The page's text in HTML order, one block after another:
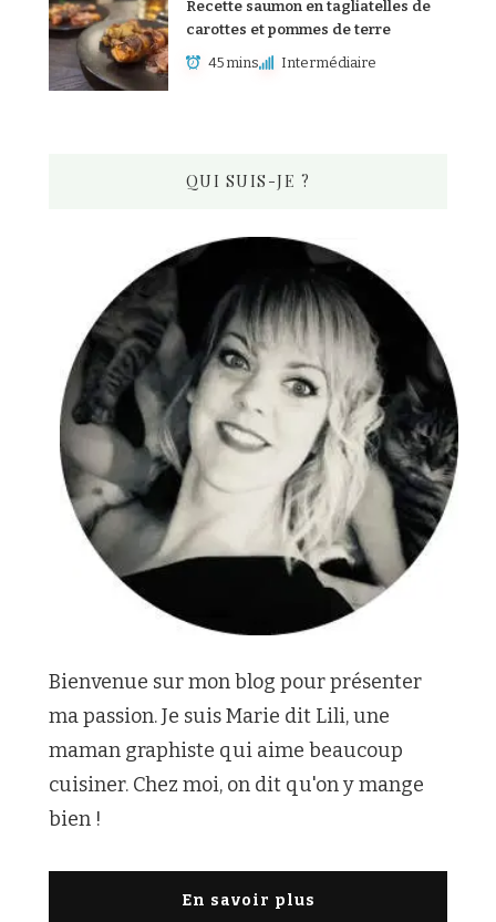
Recette saumon en tagliatelles de
carottes et pommes de terre
45 mins Intermédiaire
QUI SUIS-JE ?
Bienvenue sur mon blog pour présenter
ma passion. Je suis Marie dit Lili, une
maman graphiste qui aime beaucoup
cuisiner. Chez moi, on dit qu'on y mange
bien !
En savoir plus